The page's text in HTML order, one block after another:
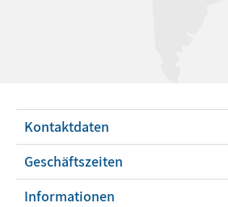
Kontaktdaten
Geschäftszeiten
Informationen